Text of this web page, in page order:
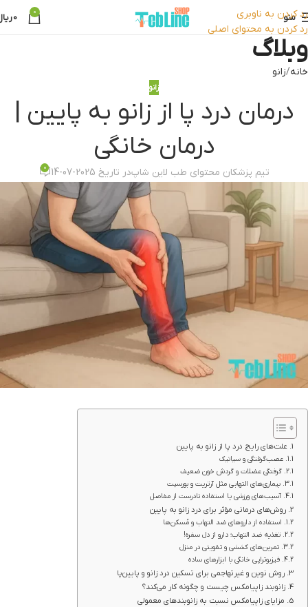
رد کردن به ناوبری
رد کردن به محتوای اصلی
منو 0
0
وبلاگ
خانه زانو
زانو
درمان درد پا از زانو به پایین |
درمان خانگی
تیم پزشکان محتوای طب لاین شاپدر تاریخ 2025-07-14 0
علت‌های رایج درد پا از زانو به پایین
عصب‌گرفتگی و سیاتیک
گرفتگی عضلات و گردش خون ضعیف
بیماری‌های التهابی مثل آرتریت و بورسیت
آسیب‌های ورزشی یا استفاده نادرست از مفاصل
روش‌های درمانی مؤثر برای درد زانو به پایین
استفاده از داروهای ضد التهاب و مُسکن‌ها
تغذیه ضد التهاب؛ دارو از دل سفره!
تمرین‌های کششی و تقویتی در منزل
فیزیوتراپی خانگی با ابزارهای ساده
روش نوین و غیرتهاجمی برای تسکین درد زانو و پایین‌پا
زانوبند زاپیامکس چیست و چگونه کار می‌کند؟
مزایای زاپیامکس نسبت به زانوبندهای معمولی